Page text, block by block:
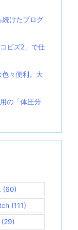
続けたブログ
ビズ2」で仕
々便利。大
の「体圧分
(60)
(111)
(29)